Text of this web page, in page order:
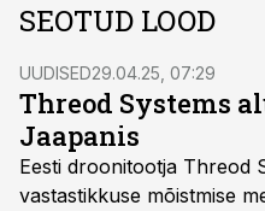
SEOTUD LOOD
UUDISED29.04.25, 07:29
Threod Systems
Jaapanis
Eesti droonitootja Threod
vastastikkuse mõistmise